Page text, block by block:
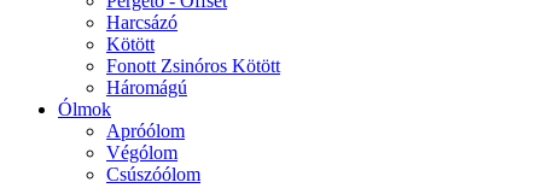
Harcsázó
Kötött
Fonott Zsinóros Kötött
Háromágú
Ólmok
Apróólom
Végólom
Csúszóólom